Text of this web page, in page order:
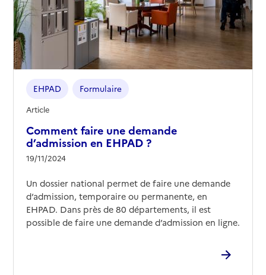
Comment faire une demande
d’admission en EHPAD ?
19/11/2024
EHPAD Formulaire
Article
Un dossier national permet de faire une demande
d’admission, temporaire ou permanente, en
EHPAD. Dans près de 80 départements, il est
possible de faire une demande d’admission en ligne.